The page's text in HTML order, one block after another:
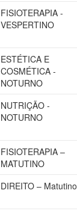
FISIOTERAPIA -
VESPERTINO
ESTÉTICA E
COSMÉTICA -
NOTURNO
NUTRIÇÃO -
NOTURNO
FISIOTERAPIA –
MATUTINO
DIREITO – Matutino